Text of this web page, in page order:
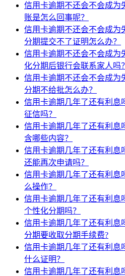
信用卡逾期不还会不会成为
账是怎么回事呢？
信用卡逾期不还会不会成为
分期提交不了证明怎么办？
信用卡逾期不还会不会成为
化分期后银行会联系家人吗？
信用卡逾期不还会不会成为
分期不给批怎么办？
信用卡逾期几年了还有利息
征信吗？
信用卡逾期几年了还有利息
含哪些内容？
信用卡逾期几年了还有利息
还能再次申请吗？
信用卡逾期几年了还有利息
么操作？
信用卡逾期几年了还有利息
个性化分期吗？
信用卡逾期几年了还有利息
分期要收取分期手续费?
信用卡逾期几年了还有利息
什么证明？
信用卡逾期几年了还有利息